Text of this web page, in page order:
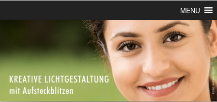
MENU
FIREFLY DUET
gleichzeitige Verwendung
von zwei
Systemblitzgeräten.